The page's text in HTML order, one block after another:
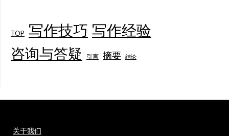
TOP 写作技巧 写作经验
咨询与答疑 引言 摘要 结论
关于我们